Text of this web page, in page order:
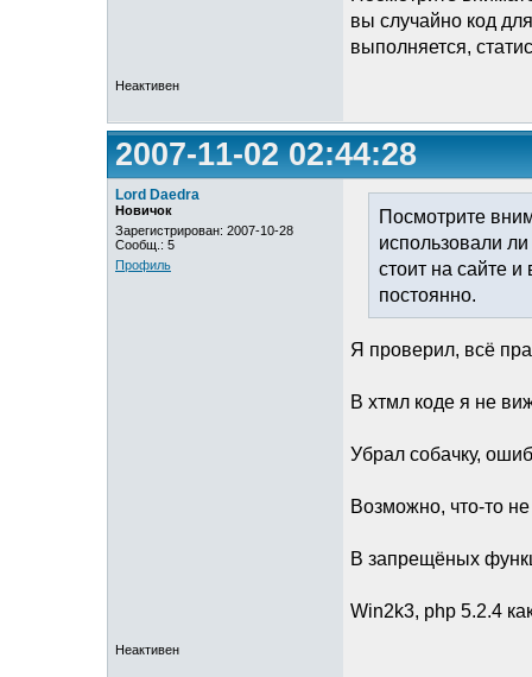
вы случайно код
выполняется,
Неактивен
2007-11-02 02:44:28
Lord Daedra
Новичок
Зарегистрирован: 2007-10-28
Сообщ.: 5
Профиль
Посмотрите
использовали
стоит на сайте и
постоянно.
Я проверил, всё
В хтмл коде я не
Убрал собачку,
Возможно, что-то
В запрещёных
Win2k3, php 5.2.4
Неактивен